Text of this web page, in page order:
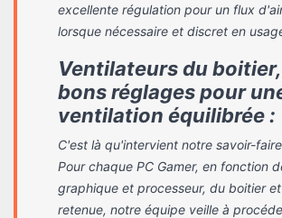
excellente régulation pour un flux
lorsque nécessaire et discret en
Ventilateurs du
bons réglages pour
ventilation équilibrée :
C'est là qu'intervient notre savoir-
Pour chaque PC Gamer, en fonction
graphique et processeur, du boitier
retenue, notre équipe veille à